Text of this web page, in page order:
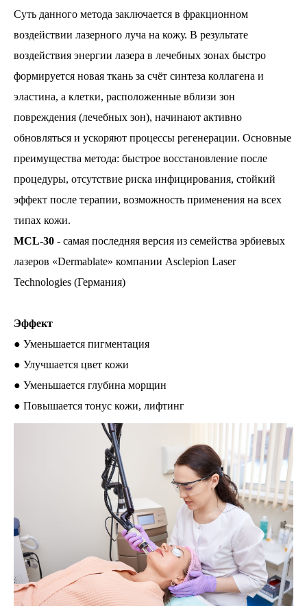
Суть данного метода заключается в фракционном
воздействии лазерного луча на кожу. В результате
воздействия энергии лазера в лечебных зонах быстро
формируется новая ткань за счёт синтеза коллагена и
эластина, а клетки, расположенные вблизи зон
повреждения (лечебных зон), начинают активно
обновляться и ускоряют процессы регенерации. Основные
преимущества метода: быстрое восстановление после
процедуры, отсутствие риска инфицирования, стойкий
эффект после терапии, возможность применения на всех
типах кожи.
MCL-30 - самая последняя версия из семейства эрбиевых
лазеров «Dermablate» компании Asclepion Laser
Technologies (Германия)
Эффект
● Уменьшается пигментация
● Улучшается цвет кожи
● Уменьшается глубина морщин
● Повышается тонус кожи, лифтинг